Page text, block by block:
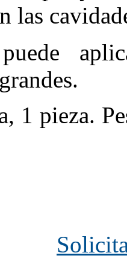
las
1 pieza.